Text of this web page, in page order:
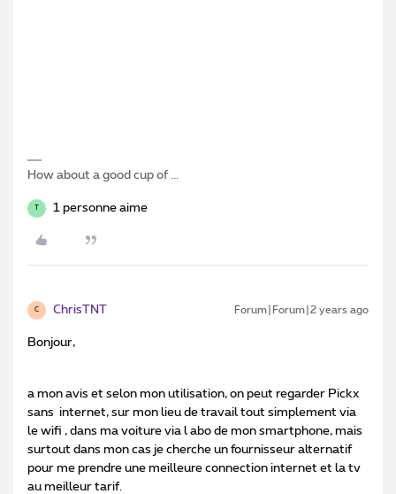
How about a good cup of ...
1 personne aime
C ChrisTNT Forum|Forum|2 years ago
Bonjour,
a mon avis et selon mon utilisation, on peut regarder Pickx
sans internet, sur mon lieu de travail tout simplement via
le wifi , dans ma voiture via l abo de mon smartphone, mais
surtout dans mon cas je cherche un fournisseur alternatif
pour me prendre une meilleure connection internet et la tv
au meilleur tarif.